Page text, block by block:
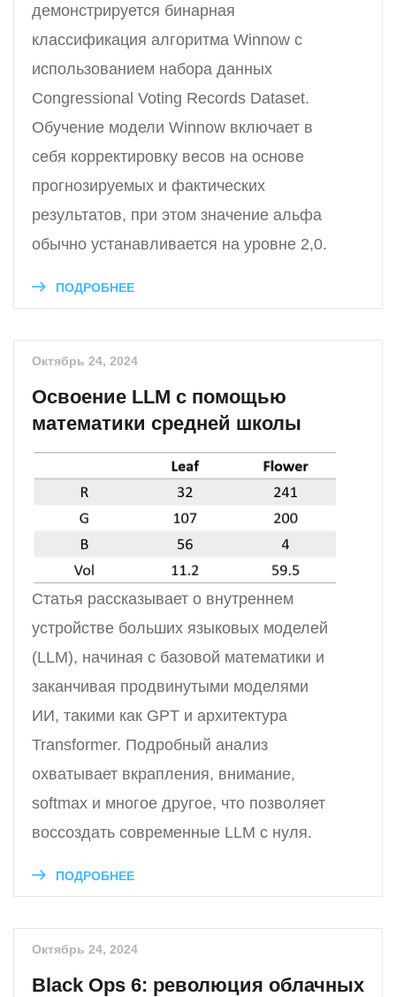
демонстрируется бинарная
классификация алгоритма Winnow с
использованием набора данных
Congressional Voting Records Dataset.
Обучение модели Winnow включает в
себя корректировку весов на основе
прогнозируемых и фактических
результатов, при этом значение альфа
обычно устанавливается на уровне 2,0.
ПОДРОБНЕЕ
Октябрь 24, 2024
Освоение LLM с помощью
математики средней школы
Статья рассказывает о внутреннем
устройстве больших языковых моделей
(LLM), начиная с базовой математики и
заканчивая продвинутыми моделями
ИИ, такими как GPT и архитектура
Transformer. Подробный анализ
охватывает вкрапления, внимание,
softmax и многое другое, что позволяет
воссоздать современные LLM с нуля.
ПОДРОБНЕЕ
Октябрь 24, 2024
Black Ops 6: революция облачных